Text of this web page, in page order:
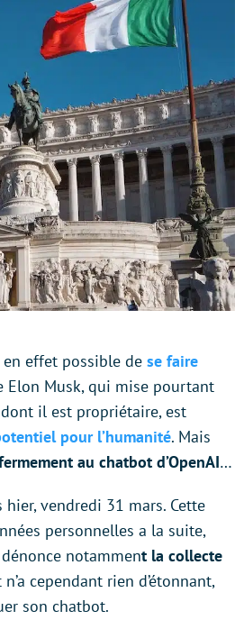
en effet possible de se faire
Elon Musk, qui mise pourtant
il est propriétaire, est
pour l’humanité. Mais
au chatbot d’OpenAI…
hier, vendredi 31 mars. Cette
personnelles a la suite,
notamment la collecte
cependant rien d’étonnant,
son chatbot.